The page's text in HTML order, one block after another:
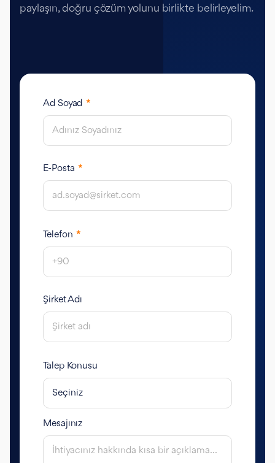
paylaşın, doğru çözüm yolunu birlikte belirleyelim.
Ad Soyad *
E-Posta *
Telefon *
Şirket Adı
Talep Konusu
Mesajınız